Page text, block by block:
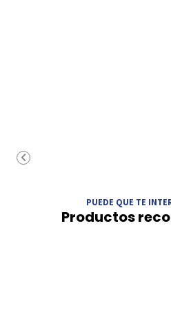
PUEDE QUE TE
Productos